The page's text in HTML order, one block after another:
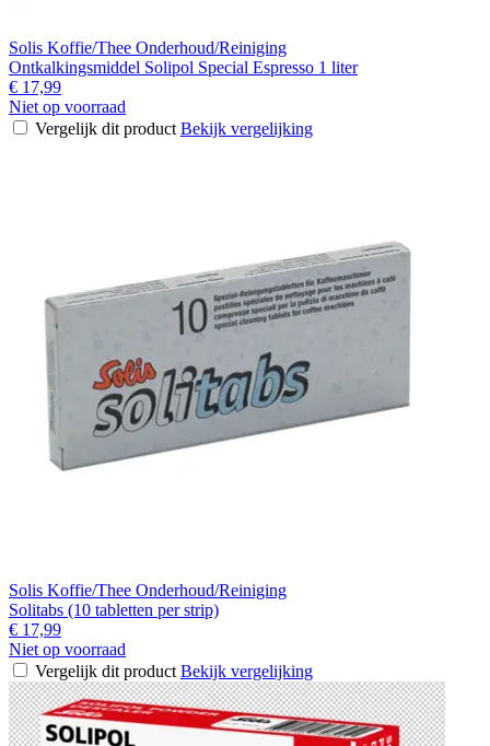
Solis Koffie/Thee Onderhoud/Reiniging
Ontkalkingsmiddel Solipol Special Espresso 1 liter
€ 17,99
Niet op voorraad
Vergelijk dit product Bekijk vergelijking
Solis Koffie/Thee Onderhoud/Reiniging
Solitabs (10 tabletten per strip)
€ 17,99
Niet op voorraad
Vergelijk dit product Bekijk vergelijking